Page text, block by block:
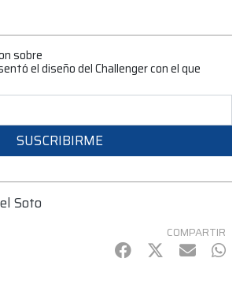
sobre
el diseño del Challenger con el que
SUSCRIBIRME
Soto
COMPARTIR
Facebook
Twitter
mail